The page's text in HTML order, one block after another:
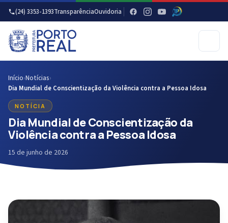
(24) 3353-1393TransparênciaOuvidoria
Início›Notícias›
Dia Mundial de Conscientização da Violência contra a Pessoa Idosa
NOTÍCIA
Dia Mundial de Conscientização da
Violência contra a Pessoa Idosa
15 de junho de 2026